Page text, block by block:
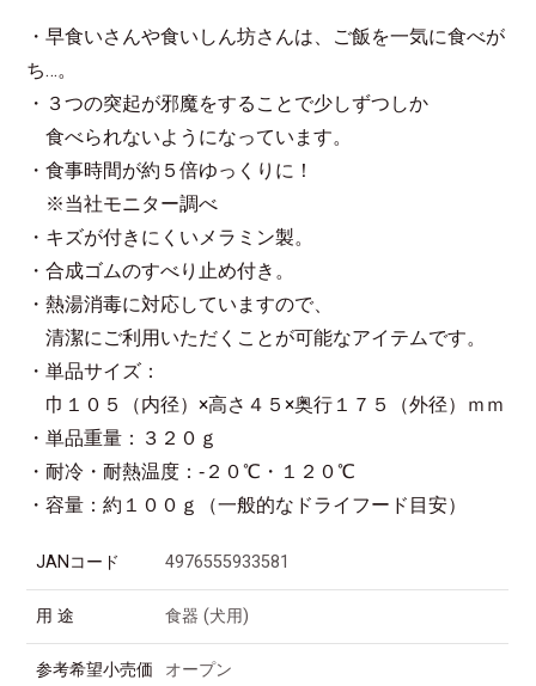
・早食いさんや食いしん坊さんは、ご飯を一気に食べが
ち…。
・３つの突起が邪魔をすることで少しずつしか
食べられないようになっています。
・食事時間が約５倍ゆっくりに！
※当社モニター調べ
・キズが付きにくいメラミン製。
・合成ゴムのすべり止め付き。
・熱湯消毒に対応していますので、
清潔にご利用いただくことが可能なアイテムです。
・単品サイズ：
巾１０５（内径）×高さ４５×奥行１７５（外径）ｍｍ
・単品重量：３２０ｇ
・耐冷・耐熱温度：‐２０℃・１２０℃
・容量：約１００ｇ（一般的なドライフード目安）
JANコード 4976555933581
用 途 食器 (犬用)
参考希望小売価
オープン